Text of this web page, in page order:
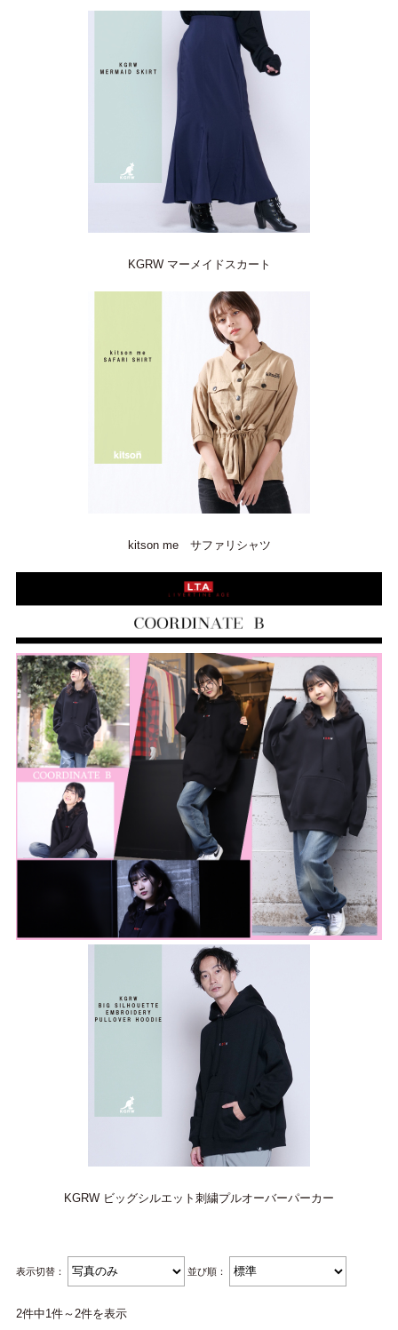
KGRW マーメイドスカート
kitson me サファリシャツ
KGRW ビッグシルエット刺繍プルオーバーパーカー
表示切替： 並び順：
2件中1件～2件を表示